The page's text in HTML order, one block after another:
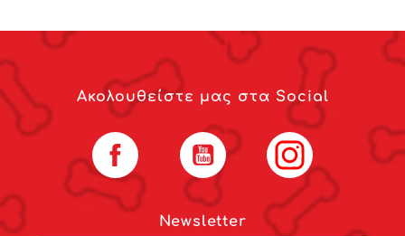
Newsletter
Ακολουθείστε μας στα Social
Facebook YouTube Instagram